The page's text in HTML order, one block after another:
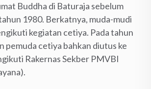
Buddha di Baturaja sebelum
1980. Berkatnya, muda-mudi
kegiatan cetiya. Pada tahun
pemuda cetiya bahkan diutus ke
Rakernas Sekber PMVBI